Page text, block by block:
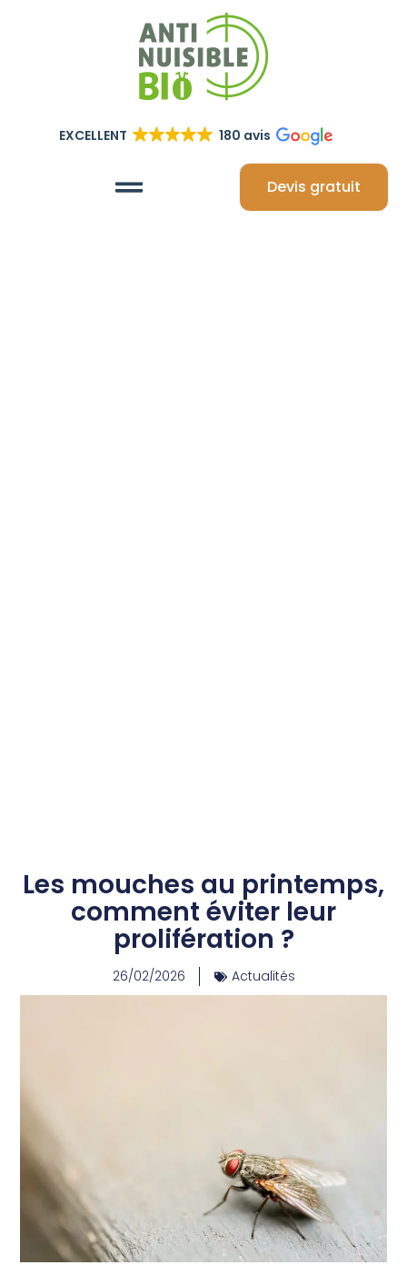
EXCELLENT 180 avis
Devis gratuit
Les mouches au printemps,
comment éviter leur
prolifération ?
26/02/2026 Actualités